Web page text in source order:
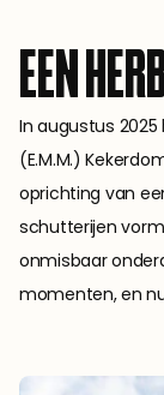
EEN
In augustus
(E.M.M.)
oprichting van
schutterijen
onmisbaar
momenten, en